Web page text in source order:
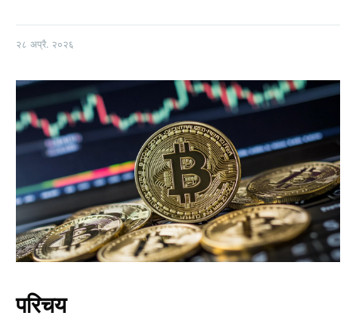
२८ अप्रै. २०२६
परिचय